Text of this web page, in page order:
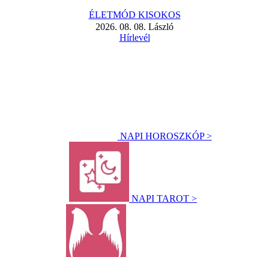
ÉLETMÓD KISOKOS
2026. 08. 08. László
Hírlevél
NAPI HOROSZKÓP >
NAPI TAROT >